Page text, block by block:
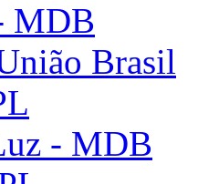
MDB
Brasil
- MDB